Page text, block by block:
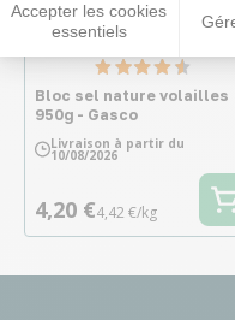
Accepter les cookies
essentiels
Bloc sel nature volailles
950g - Gasco
Livraison à partir du
10/08/2026
4,20 €4,42 €/kg